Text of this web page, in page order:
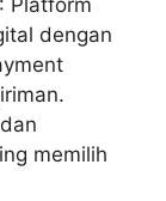
: Platform
dengan
memilih